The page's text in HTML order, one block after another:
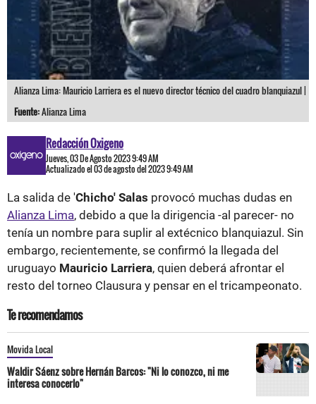
Alianza Lima: Mauricio Larriera es el nuevo director técnico del cuadro blanquiazul |
Fuente:Alianza Lima
Redacción Oxigeno
Jueves, 03 De Agosto 2023 9:49 AM
Actualizado el 03 de agosto del 2023 9:49 AM
La salida de 'Chicho' Salas provocó muchas dudas en
Alianza Lima, debido a que la dirigencia -al parecer- no
tenía un nombre para suplir al extécnico blanquiazul. Sin
embargo, recientemente, se confirmó la llegada del
uruguayo Mauricio Larriera, quien deberá afrontar el
resto del torneo Clausura y pensar en el tricampeonato.
Te recomendamos
Movida Local
Waldir Sáenz sobre Hernán Barcos: "Ni lo conozco, ni me
interesa conocerlo"